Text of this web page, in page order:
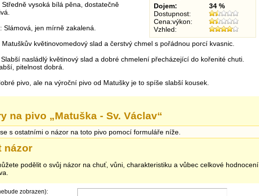
Dojem:
34 %
Dostupnost:
Cena:výkon:
Vzhled:
Středně vysoká bílá pěna, dostatečně
Slámová, jen mírně zakalená.
Matuškův květinovomedový slad a čerstvý chmel s pořádnou porcí kvasnic.
nasládlý květinový slad a dobré chmelení přecházející do kořenité chuti.
pitelnost dobrá.
pivo, ale na výroční pivo od Matušky je to spíše slabší kousek.
na pivo „Matuška - Sv. Václav“
s ostatními o názor na toto pivo pomocí formuláře níže.
názor
podělit o svůj názor na chuť, vůni, charakteristiku a vůbec celkové hodnocení
zobrazen):